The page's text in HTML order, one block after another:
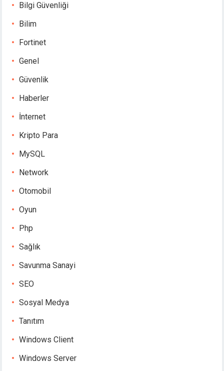
Bilgi Güvenliği
Bilim
Fortinet
Genel
Güvenlik
Haberler
İnternet
Kripto Para
MySQL
Network
Otomobil
Oyun
Php
Sağlık
Savunma Sanayi
SEO
Sosyal Medya
Tanıtım
Windows Client
Windows Server